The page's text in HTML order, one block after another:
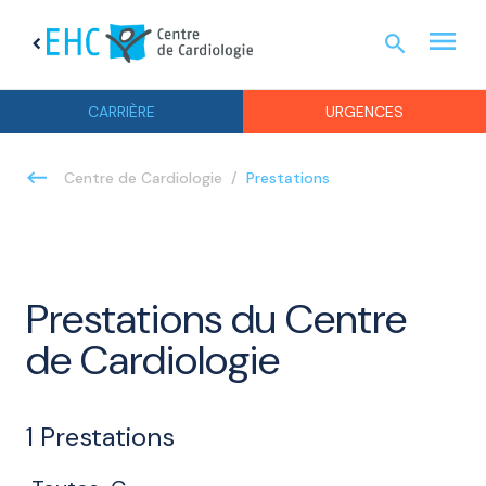
chevron_left
CARRIÈRE URGENCES
search menu
Centre de Cardiologie Prestations
Prestations du Centre
de Cardiologie
1 Prestations